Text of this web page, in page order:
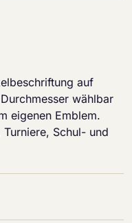
auf
wählbar
eigenen Emblem.
Schul- und